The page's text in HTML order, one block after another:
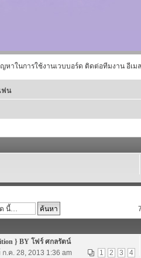
หาในการใช้งานเวบบอร์ด ติดต่อทีมงาน อีเม
ฟน
} BY โฟร์ ศกลรัตน์
1
2 3 4
.ค. 28, 2013 1:36 am